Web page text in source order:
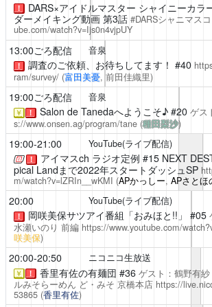
！
DARS×アイドルマスター シャイニーカラ
ダーメイキング動画 第3話 #DARSシャニマス
ube.com/watch?v=Ijs0n4vjpUY
13:00ごろ配信 音泉
！ 調査のご依頼、お待ちしてます！ #40
ram/survey/ (富田美憂, 前田佳織里)
19:00ごろ配信 音泉
￥ ！ Salon de Tanedaへようこそ♪#20 ゲス
s://www.onsen.ag/program/tane (種田梨沙)
19:00-21:00 YouTube(ライブ配信)
！ アイマスch ラジオ定例 #15 NEXT
pical Landまで2022年スタートダッシュSP
m/watch?v=lZRIn__wKMI (APかっしー, APさとほ
20:00 YouTube(ライブ配信)
！ 岡咲美保サツアイ番組「おみほと!!」 #05
水瀬いのり 前編 https://www.youtube.com/
咲美保)
20:00-20:50 ニコニコ生放送
￥ ！ 香里有佐の有麺団 #36 ゲスト：鶴野有
ルみそらーめん ど・みそ 京橋本店 https://
53865 (香里有佐)